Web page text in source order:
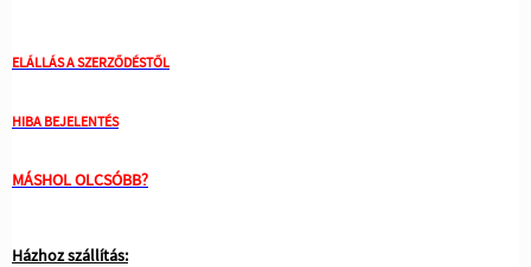
ELÁLLÁS A SZERZŐDÉSTŐL
HIBA BEJELENTÉS
MÁSHOL OLCSÓBB?
Házhoz szállítás: